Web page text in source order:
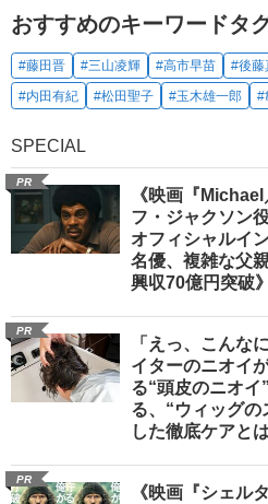
おすすめのキーワードタ
#藤田晋 #三山凌輝 #高市早苗 #後藤
#内田有紀
#松田聖子 #玉木雄一郎 #
SPECIAL
PR
《映画『
フ・ジャクソン
オフィシャルイ
名優、複雑な父
興収70億円突破》
PR
「えっ、こんな
イターのニオイ
る“頭皮のニオイ
る、“ウィッグの
した徹底ケアとは
PR
《映画『シェル